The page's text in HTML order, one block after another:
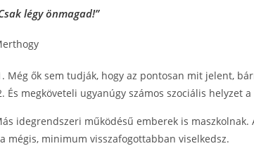
légy önmagad!”
Még ők sem tudják, hogy az pontosan mit jelent,
És megköveteli ugyanúgy számos szociális helyzet
idegrendszeri működésű emberek is
mégis, minimum visszafogottabban viselkedsz.